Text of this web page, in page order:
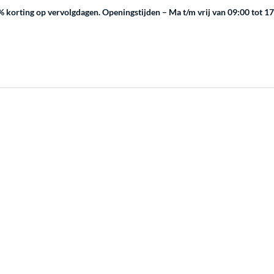
korting op vervolgdagen.Openingstijden – Ma t/m vrij van 09:00 tot